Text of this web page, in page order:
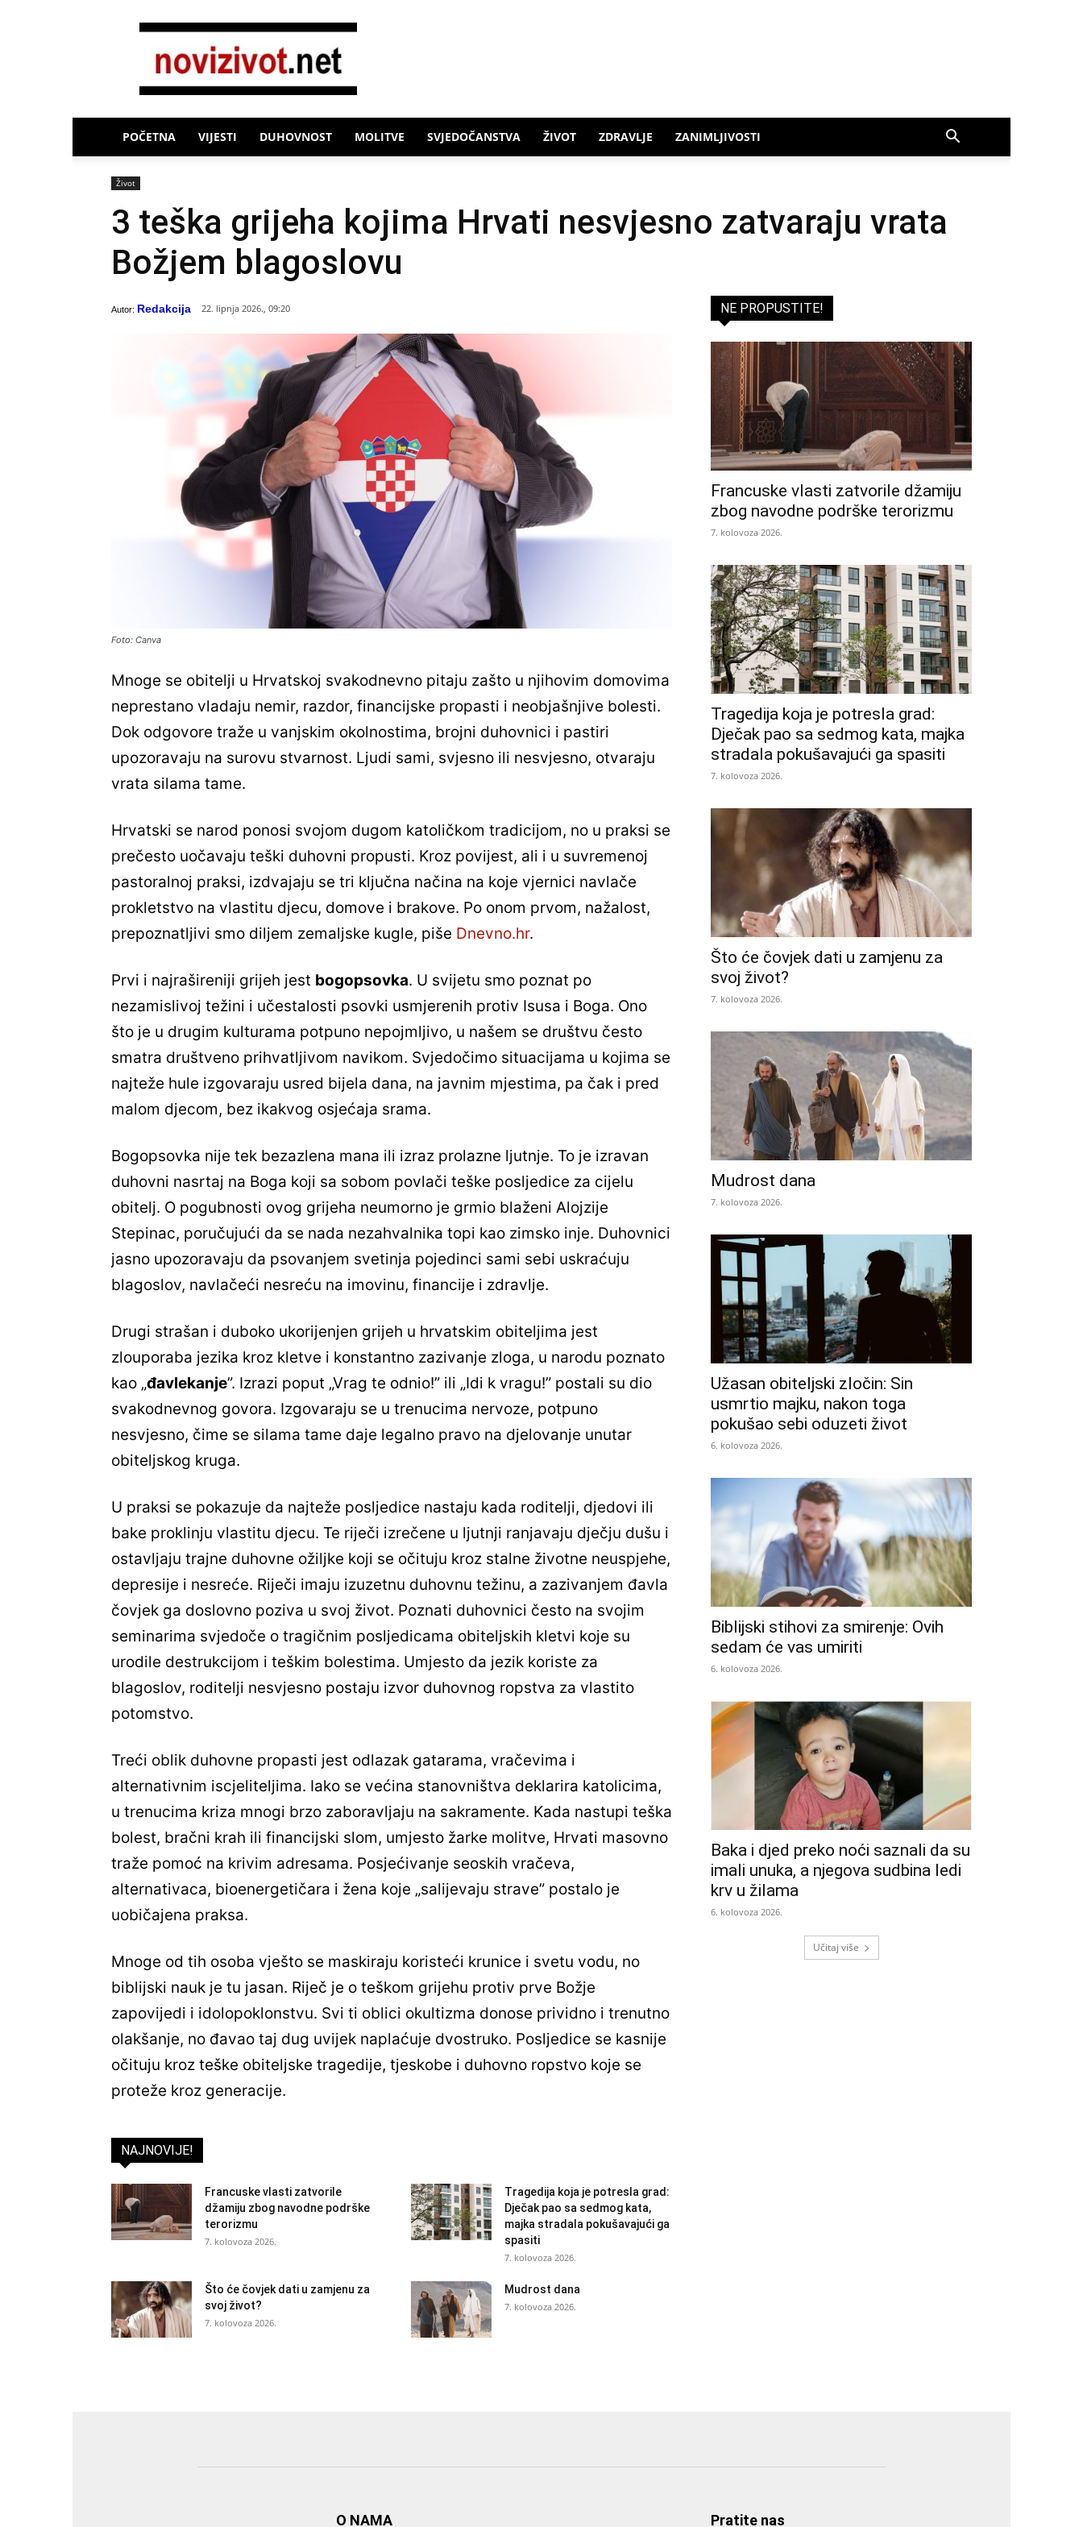
Novi
POČETNA VIJESTI DUHOVNOST MOLITVE SVJEDOČANSTVA ŽIVOT ZDRAVLJE ZANIMLJIVOSTI
Život
3 teška grijeha kojima Hrvati nesvjesno zatvaraju vrata
Božjem blagoslovu
Autor: Redakcija 22. lipnja 2026., 09:20
Foto: Canva
Mnoge se obitelji u Hrvatskoj svakodnevno pitaju zašto u njihovim domovima
neprestano vladaju nemir, razdor, financijske propasti i neobjašnjive bolesti.
Dok odgovore traže u vanjskim okolnostima, brojni duhovnici i pastiri
upozoravaju na surovu stvarnost. Ljudi sami, svjesno ili nesvjesno, otvaraju
vrata silama tame.
Hrvatski se narod ponosi svojom dugom katoličkom tradicijom, no u praksi se
prečesto uočavaju teški duhovni propusti. Kroz povijest, ali i u suvremenoj
pastoralnoj praksi, izdvajaju se tri ključna načina na koje vjernici navlače
prokletstvo na vlastitu djecu, domove i brakove. Po onom prvom, nažalost,
prepoznatljivi smo diljem zemaljske kugle, piše Dnevno.hr.
Prvi i najrašireniji grijeh jest bogopsovka. U svijetu smo poznat po
nezamislivoj težini i učestalosti psovki usmjerenih protiv Isusa i Boga. Ono
što je u drugim kulturama potpuno nepojmljivo, u našem se društvu često
smatra društveno prihvatljivom navikom. Svjedočimo situacijama u kojima se
najteže hule izgovaraju usred bijela dana, na javnim mjestima, pa čak i pred
malom djecom, bez ikakvog osjećaja srama.
Bogopsovka nije tek bezazlena mana ili izraz prolazne ljutnje. To je izravan
duhovni nasrtaj na Boga koji sa sobom povlači teške posljedice za cijelu
obitelj. O pogubnosti ovog grijeha neumorno je grmio blaženi Alojzije
Stepinac, poručujući da se nada nezahvalnika topi kao zimsko inje. Duhovnici
jasno upozoravaju da psovanjem svetinja pojedinci sami sebi uskraćuju
blagoslov, navlačeći nesreću na imovinu, financije i zdravlje.
Drugi strašan i duboko ukorijenjen grijeh u hrvatskim obiteljima jest
zlouporaba jezika kroz kletve i konstantno zazivanje zloga, u narodu poznato
kao „đavlekanje”. Izrazi poput „Vrag te odnio!” ili „Idi k vragu!” postali su dio
svakodnevnog govora. Izgovaraju se u trenucima nervoze, potpuno
nesvjesno, čime se silama tame daje legalno pravo na djelovanje unutar
obiteljskog kruga.
U praksi se pokazuje da najteže posljedice nastaju kada roditelji, djedovi ili
bake proklinju vlastitu djecu. Te riječi izrečene u ljutnji ranjavaju dječju dušu i
ostavljaju trajne duhovne ožiljke koji se očituju kroz stalne životne neuspjehe,
depresije i nesreće. Riječi imaju izuzetnu duhovnu težinu, a zazivanjem đavla
čovjek ga doslovno poziva u svoj život. Poznati duhovnici često na svojim
seminarima svjedoče o tragičnim posljedicama obiteljskih kletvi koje su
urodile destrukcijom i teškim bolestima. Umjesto da jezik koriste za
blagoslov, roditelji nesvjesno postaju izvor duhovnog ropstva za vlastito
potomstvo.
Treći oblik duhovne propasti jest odlazak gatarama, vračevima i
alternativnim iscjeliteljima. Iako se većina stanovništva deklarira katolicima,
u trenucima kriza mnogi brzo zaboravljaju na sakramente. Kada nastupi teška
bolest, bračni krah ili financijski slom, umjesto žarke molitve, Hrvati masovno
traže pomoć na krivim adresama. Posjećivanje seoskih vračeva,
alternativaca, bioenergetičara i žena koje „salijevaju strave” postalo je
uobičajena praksa.
Mnoge od tih osoba vješto se maskiraju koristeći krunice i svetu vodu, no
biblijski nauk je tu jasan. Riječ je o teškom grijehu protiv prve Božje
zapovijedi i idolopoklonstvu. Svi ti oblici okultizma donose prividno i trenutno
olakšanje, no đavao taj dug uvijek naplaćuje dvostruko. Posljedice se kasnije
očituju kroz teške obiteljske tragedije, tjeskobe i duhovno ropstvo koje se
proteže kroz generacije.
NAJNOVIJE!
Francuske vlasti zatvorile
džamiju zbog navodne podrške
terorizmu
7. kolovoza 2026.
Tragedija koja je potresla grad:
Dječak pao sa sedmog kata,
majka stradala pokušavajući ga
spasiti
7. kolovoza 2026.
Što će čovjek dati u zamjenu za
svoj život?
7. kolovoza 2026.
Mudrost dana
7. kolovoza 2026.
NE PROPUSTITE!
Francuske vlasti zatvorile džamiju
zbog navodne podrške terorizmu
7. kolovoza 2026.
Tragedija koja je potresla grad:
Dječak pao sa sedmog kata, majka
stradala pokušavajući ga spasiti
7. kolovoza 2026.
Što će čovjek dati u zamjenu za
svoj život?
7. kolovoza 2026.
Mudrost dana
7. kolovoza 2026.
Užasan obiteljski zločin: Sin
usmrtio majku, nakon toga
pokušao sebi oduzeti život
6. kolovoza 2026.
Biblijski stihovi za smirenje: Ovih
sedam će vas umiriti
6. kolovoza 2026.
Baka i djed preko noći saznali da su
imali unuka, a njegova sudbina ledi
krv u žilama
6. kolovoza 2026.
Učitaj više
O NAMA Pratite nas